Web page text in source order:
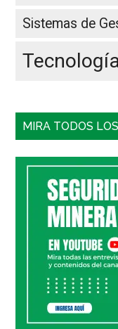
Sistemas de
MIRA TODOS